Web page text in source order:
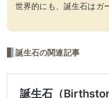
世界的にも、誕生石はガ
誕生石の関連記事